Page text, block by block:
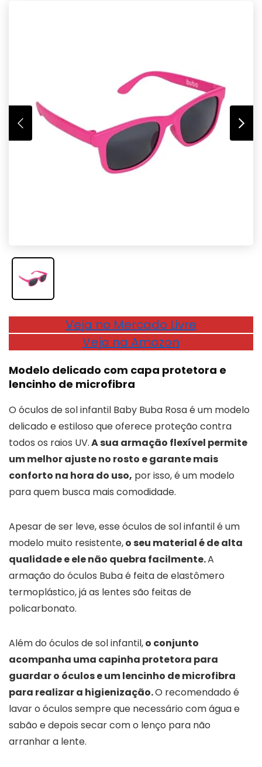
Veja no Mercado Livre
Veja na Amazon
Modelo delicado com capa protetora e
lencinho de microfibra
O óculos de sol infantil Baby Buba Rosa é um modelo
delicado e estiloso que oferece proteção contra
todos os raios UV.A sua armação flexível permite
um melhor ajuste no rosto e garante mais
conforto na hora do uso, por isso, é um modelo
para quem busca mais comodidade.
Apesar de ser leve, esse óculos de sol infantil é um
modelo muito resistente,o seu material é de alta
qualidade e ele não quebra facilmente.A
armação do óculos Buba é feita de elastômero
termoplástico, já as lentes são feitas de
policarbonato.
Além do óculos de sol infantil,o conjunto
acompanha uma capinha protetora para
guardar o óculos e um lencinho de microfibra
para realizar a higienização.O recomendado é
lavar o óculos sempre que necessário com água e
sabão e depois secar com o lenço para não
arranhar a lente.